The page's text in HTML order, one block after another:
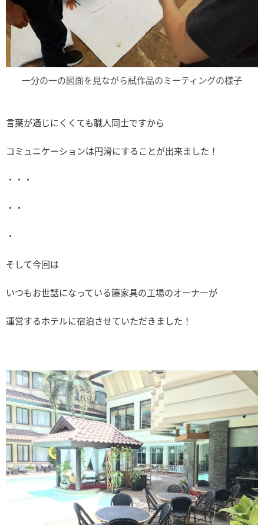
一分の一の図面を見ながら試作品のミーティングの様子
言葉が通じにくくても職人同士ですから
コミュニケーションは円滑にすることが出来ました！
・・・
・・
・
そして今回は
いつもお世話になっている籐家具の工場のオーナーが
運営するホテルに宿泊させていただきました！